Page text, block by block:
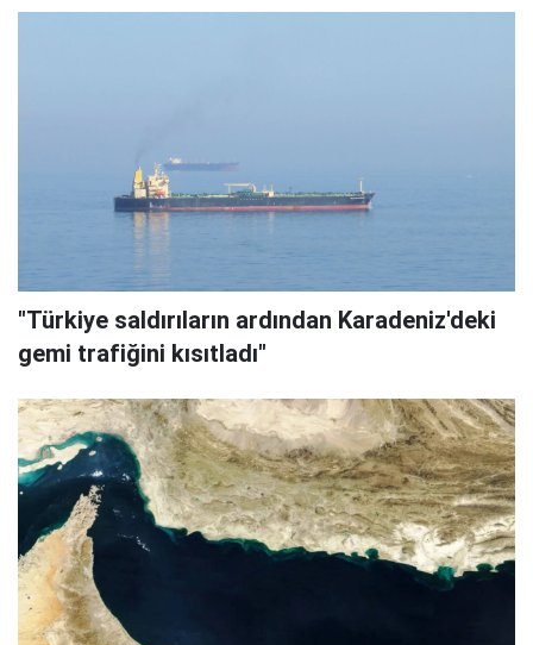
"Türkiye saldırıların ardından Karadeniz'deki
gemi trafiğini kısıtladı"